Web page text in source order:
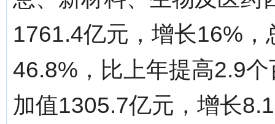
1761.4亿元，增长16%
46.8%，比上年提高2.9
加值1305.7亿元，增长